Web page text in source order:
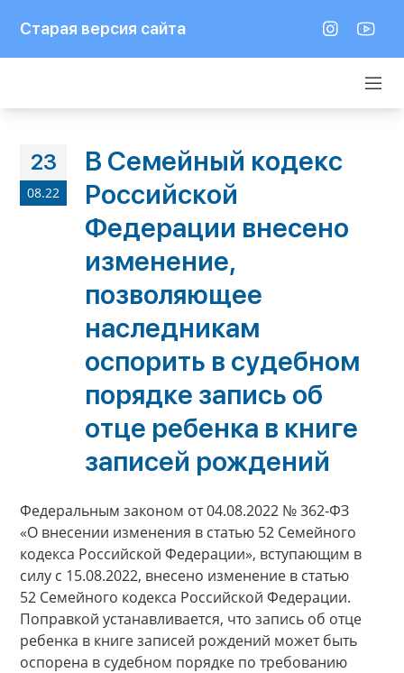
Старая версия сайта
23
08.22
В Семейный кодекс
Российской
Федерации внесено
изменение,
позволяющее
наследникам
оспорить в судебном
порядке запись об
отце ребенка в книге
записей рождений
Федеральным законом от 04.08.2022 № 362-ФЗ
«О внесении изменения в статью 52 Семейного
кодекса Российской Федерации», вступающим в
силу с 15.08.2022, внесено изменение в статью
52 Семейного кодекса Российской Федерации.
Поправкой устанавливается, что запись об отце
ребенка в книге записей рождений может быть
оспорена в судебном порядке по требованию